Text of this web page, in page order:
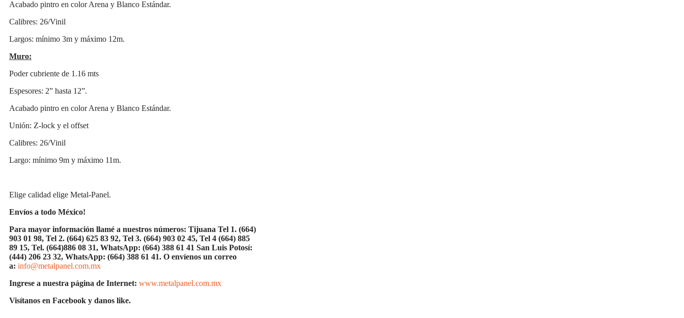
Acabado pintro en color Arena y Blanco Estándar.
Calibres: 26/Vinil
Largos: mínimo 3m y máximo 12m.
Muro:
Poder cubriente de 1.16 mts
Espesores: 2” hasta 12”.
Acabado pintro en color Arena y Blanco Estándar.
Unión: Z-lock y el offset
Calibres: 26/Vinil
Largo: mínimo 9m y máximo 11m.
Elige calidad elige Metal-Panel.
Envíos a todo México!
Para mayor información llamé a nuestros números: Tijuana Tel 1. (664)
903 01 98, Tel 2. (664) 625 83 92, Tel 3. (664) 903 02 45, Tel 4 (664) 885
89 15, Tel. (664)886 08 31, WhatsApp: (664) 388 61 41 San Luis Potosí:
(444) 206 23 32, WhatsApp: (664) 388 61 41. O envíenos un correo
a: info@metalpanel.com.mx
Ingrese a nuestra página de Internet: www.metalpanel.com.mx
Visítanos en Facebook y danos like.